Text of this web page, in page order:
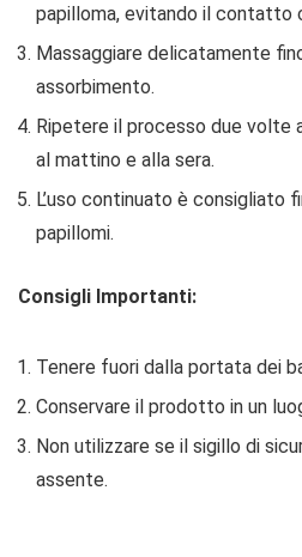
papilloma, evitando il contatto
Massaggiare delicatamente
assorbimento.
Ripetere il processo due volte
al mattino e alla sera.
L’uso continuato è consigliato
papillomi.
Consigli Importanti:
Tenere fuori dalla portata dei
Conservare il prodotto in un
Non utilizzare se il sigillo di
assente.